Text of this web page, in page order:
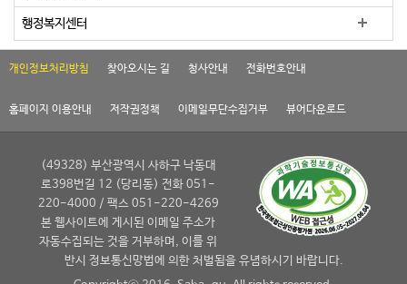
행정복지센터
개인정보처리방침 찾아오시는 길 청사안내 전화번호안내
홈페이지 이용안내 저작권정책 이메일무단수집거부 뷰어다운로드
(49328) 부산광역시 사하구 낙동대
로398번길 12 (당리동) 전화 051-
220-4000 / 팩스 051-220-4269
본 웹사이트에 게시된 이메일 주소가
자동수집되는 것을 거부하며, 이를 위
반시 정보통신망법에 의한 처벌됨을 유념하시기 바랍니다.